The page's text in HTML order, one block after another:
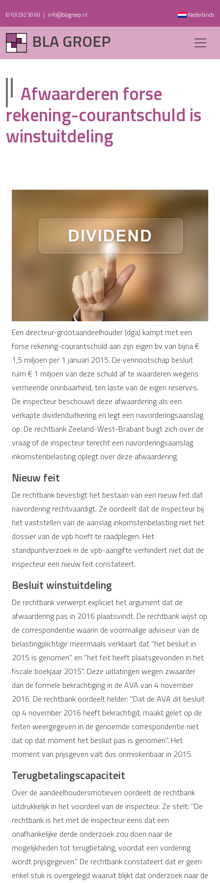
(010) 292 30 60 | info@blagroep.nl Nederlands
BLA GROEP
Afwaarderen forse
rekening-courantschuld is
winstuitdeling
Een directeur-grootaandeelhouder (dga) kampt met een
forse rekening-courantschuld aan zijn eigen bv van bijna €
1,5 miljoen per 1 januari 2015. De vennootschap besluit
ruim € 1 miljoen van deze schuld af te waarderen wegens
vermeende oninbaarheid, ten laste van de eigen reserves.
De inspecteur beschouwt deze afwaardering als een
verkapte dividenduitkering en legt een navorderingsaanslag
op. De rechtbank Zeeland-West-Brabant buigt zich over de
vraag of de inspecteur terecht een navorderingsaanslag
inkomstenbelasting oplegt over deze afwaardering.
Nieuw feit
De rechtbank bevestigt het bestaan van een nieuw feit dat
navordering rechtvaardigt. Ze oordeelt dat de inspecteur bij
het vaststellen van de aanslag inkomstenbelasting niet het
dossier van de vpb hoeft te raadplegen. Het
standpuntverzoek in de vpb-aangifte verhindert niet dat de
inspecteur een nieuw feit constateert.
Besluit winstuitdeling
De rechtbank verwerpt expliciet het argument dat de
afwaardering pas in 2016 plaatsvindt. De rechtbank wijst op
de correspondentie waarin de voormalige adviseur van de
belastingplichtige meermaals verklaart dat "het besluit in
2015 is genomen" en "het feit heeft plaatsgevonden in het
fiscale boekjaar 2015". Deze uitlatingen wegen zwaarder
dan de formele bekrachtiging in de AVA van 4 november
2016. De rechtbank oordeelt helder: "Dat de AVA dit besluit
op 4 november 2016 heeft bekrachtigd, maakt gelet op de
feiten weergegeven in de genoemde correspondentie niet
dat op dat moment het besluit pas is genomen". Het
moment van prijsgeven valt dus onmiskenbaar in 2015.
Terugbetalingscapaciteit
Over de aandeelhoudersmotieven oordeelt de rechtbank
uitdrukkelijk in het voordeel van de inspecteur. Ze stelt: "De
rechtbank is het met de inspecteur eens dat een
onafhankelijke derde onderzoek zou doen naar de
mogelijkheden tot terugbetaling, voordat een vordering
wordt prijsgegeven." De rechtbank constateert dat er geen
enkel stuk is overgelegd waaruit blijkt dat onderzoek naar de